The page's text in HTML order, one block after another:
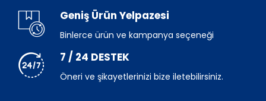
Geniş Ürün Yelpazesi
Binlerce ürün ve kampanya seçeneği
7 / 24 DESTEK
Öneri ve şikayetlerinizi bize iletebilirsiniz.